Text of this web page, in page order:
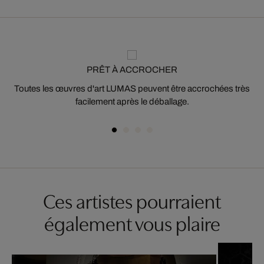
PRÊT À ACCROCHER
Toutes les œuvres d'art LUMAS peuvent être accrochées très
facilement après le déballage.
Ces artistes pourraient
également vous plaire